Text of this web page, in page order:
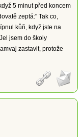
5 minut před koncem
zeptá:" Tak co,
kůň, když jste na
jsem do školy
zastavit, protože